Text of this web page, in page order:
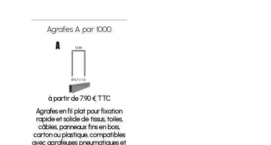
Agrafes A par 1000
à partir de 7.90 € TTC
Agrafes en fil plat pour fixation
rapide et solide de tissus, toiles,
câbles, panneaux fins en bois,
carton ou plastique, compatibles
avec agrafeuses pneumatiques et